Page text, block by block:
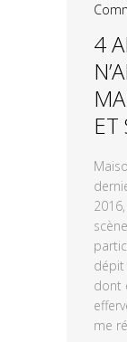
4
ET
dépit
dont
me